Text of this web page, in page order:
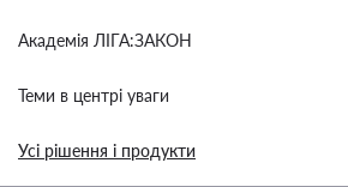
Академія ЛІГА:ЗАКОН
Теми в центрі уваги
Усі рішення і продукти